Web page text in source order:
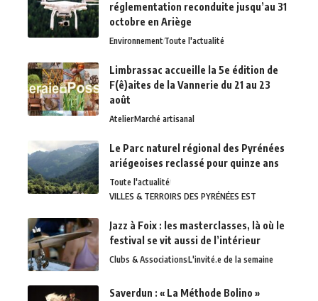
réglementation reconduite jusqu’au 31
octobre en Ariège
EnvironnementToute l'actualité
Limbrassac accueille la 5e édition de
F(ê)aites de la Vannerie du 21 au 23
août
AtelierMarché artisanal
Le Parc naturel régional des Pyrénées
ariégeoises reclassé pour quinze ans
Toute l'actualité
VILLES & TERROIRS DES PYRÉNÉES EST
Jazz à Foix : les masterclasses, là où le
festival se vit aussi de l’intérieur
Clubs & AssociationsL'invité.e de la semaine
Saverdun : « La Méthode Bolino »